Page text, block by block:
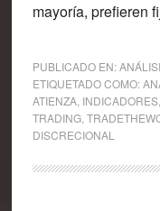
mayoría, prefieren
PUBLICADO EN:
ETIQUETADO COMO:
ATIENZA, INDICADORES,
TRADING,
DISCRECIONAL